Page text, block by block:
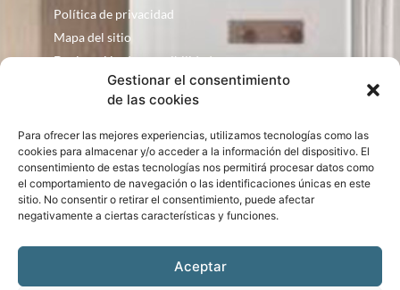
Gestionar el consentimiento
de las cookies
Para ofrecer las mejores experiencias, utilizamos tecnologías como las
cookies para almacenar y/o acceder a la información del dispositivo. El
consentimiento de estas tecnologías nos permitirá procesar datos como
el comportamiento de navegación o las identificaciones únicas en este
sitio. No consentir o retirar el consentimiento, puede afectar
negativamente a ciertas características y funciones.
Aceptar
Política de privacidad
Mapa del sitio
Declaración de accesibilidad
Contacto
Fontanería Baquero
C/ Justo Zoco, 36 Ejea de los Caballeros
Zaragoza – España
consultas@bqbath.es
693 21 32 44